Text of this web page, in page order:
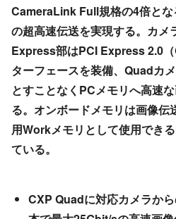
CameraLink Full規格の4倍と
の超高速伝送を実現する。カメ
Express部はPCI Express 2.0
ターフェースを装備、Quadカ
とすことなくPCメモリへ高速
る。オンボードメモリは画像伝
用Workメモリとして使用でき
ている。
CXP Quadに対応カメラか